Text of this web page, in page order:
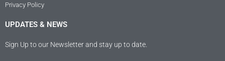
Privacy Policy
UPDATES & NEWS
Sign Up to our Newsletter and stay up to date.